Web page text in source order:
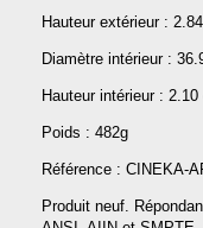
Hauteur extérieur :
Diamètre intérieur :
Hauteur intérieur : 2.10
Poids : 482g
Référence : CINEKA-
Produit neuf.